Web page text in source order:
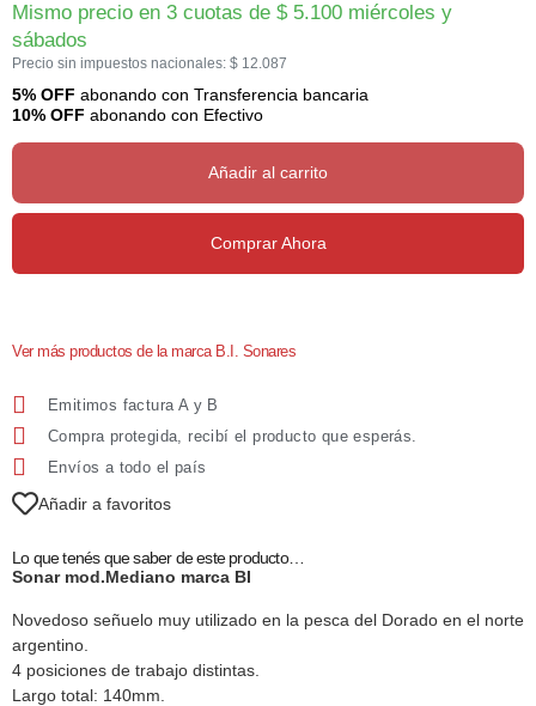
Mismo precio en 3 cuotas de $5.100 miércoles y
sábados
Precio sin impuestos nacionales: $ 12.087
5% OFF abonando con Transferencia bancaria
10% OFF abonando con Efectivo
Añadir al carrito
Comprar Ahora
Ver más productos de la marca B.I. Sonares
Emitimos factura A y B
Compra protegida, recibí el producto que esperás.
Envíos a todo el país
Añadir a favoritos
Lo que tenés que saber de este producto…
Sonar mod.Mediano marca BI
Novedoso señuelo muy utilizado en la pesca del Dorado en el norte
argentino.
4 posiciones de trabajo distintas.
Largo total: 140mm.